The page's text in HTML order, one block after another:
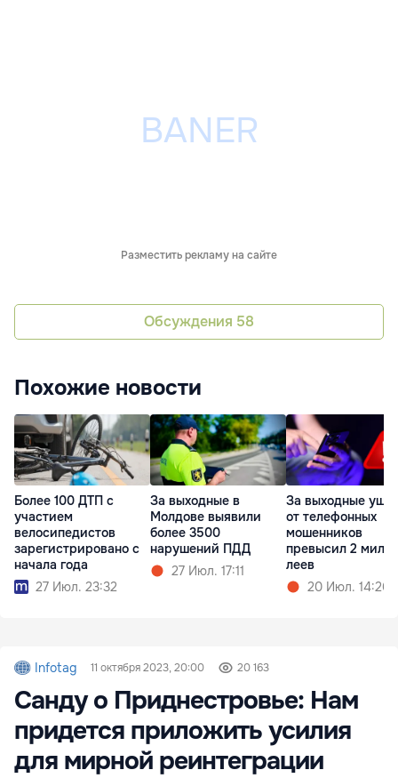
Разместить рекламу на сайте
Обсуждения 58
Похожие новости
Более 100 ДТП с
участием
велосипедистов
зарегистрировано с
начала года
27 Июл. 23:32
За выходные в
Молдове выявили
более 3500
нарушений ПДД
27 Июл. 17:11
За выходные
от телефонных
мошенников
превысил 2
леев
20 Июл. 14:26
Infotag 11 октября 2023, 20:00 20 163
Санду о Приднестровье: Нам
придется приложить усилия
для мирной реинтеграции